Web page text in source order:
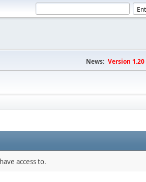
News: Version 1.20
access to.